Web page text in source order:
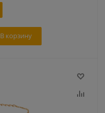
В корзину